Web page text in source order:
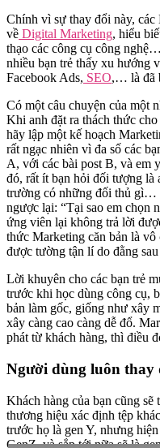
Chính vì sự thay đổi này, các
về Digital Marketing, hiểu
thạo các công cụ công
nhiều bạn trẻ thấy xu hướng
Facebook Ads, SEO,… là đã
Có một câu chuyện của một
Khi anh đặt ra thách thức
hãy lập một kế hoạch
rất ngạc nhiên vì đa số các
A, với các bài post B, và em
đó, rất ít bạn hỏi đối tượng là
trường có những đối thủ gì…
ngược lại: “Tại sao em chọn
ứng viên lại không trả lời
thức Marketing căn bản là
được tường tận lí do đằng
Lời khuyên cho các bạn trẻ
trước khi học dùng công cụ,
bản làm gốc, giống như xây
xây càng cao càng dễ đổ.
phát từ khách hàng, thì điều
Người dùng luôn thay
Khách hàng của bạn cũng
thương hiệu xác định tệp
trước họ là gen Y, nhưng
GenZ, và sắp tới nữa sẽ là